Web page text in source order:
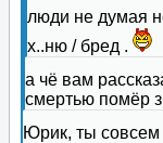
люди не думая
х..ню / бред .
а чё вам
смертью помёр
Юрик, ты совсем